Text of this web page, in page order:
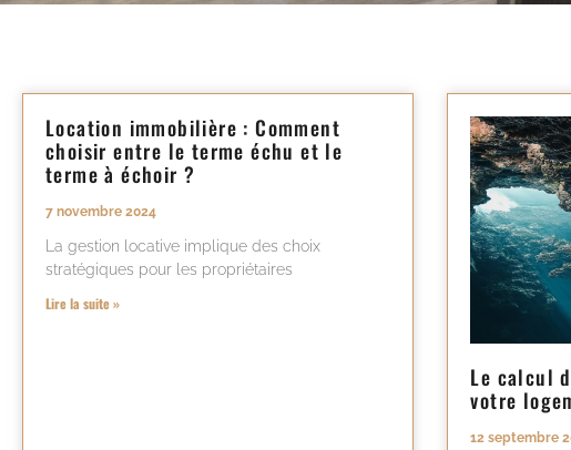
Location immobilière : Comment
choisir entre le terme échu et le
terme à échoir ?
7 novembre 2024
La gestion locative implique des choix
stratégiques pour les propriétaires
Lire la suite »
Le calcul
votre
12 septembre